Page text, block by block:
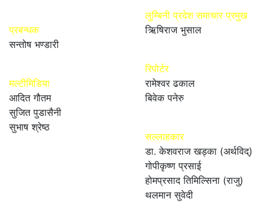
प्रबन्धक
सन्तोष भण्डारी
मल्टीमिडिया
आदित गौतम
सुजित पुडासैनी
सुभाष श्रेष्ठ
लुम्बिनी प्रदेश समाचार प्रमुख
ऋिषिराज भुसाल
रिपोर्टर
रामेश्वर ढकाल
बिवेक पनेरु
सल्लाहकार
डा. केशवराज खड्का (अर्थविद्)
गोपीकृष्ण प्रसाई
होमप्रसाद तिमिल्सिना (राजु)
थलमान सुवेदी